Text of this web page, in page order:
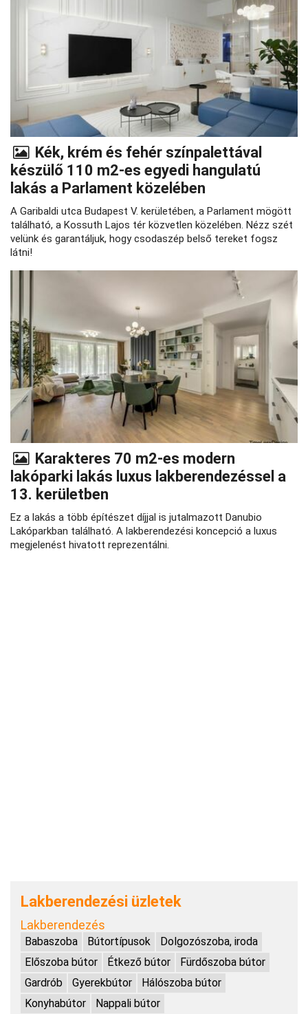
Kék, krém és fehér színpalettával
készülő 110 m2-es egyedi hangulatú
lakás a Parlament közelében
A Garibaldi utca Budapest V. kerületében, a Parlament mögött
található, a Kossuth Lajos tér közvetlen közelében. Nézz szét
velünk és garantáljuk, hogy csodaszép belső tereket fogsz
látni!
Karakteres 70 m2-es modern
lakóparki lakás luxus lakberendezéssel a
13. kerületben
Ez a lakás a több építészet díjjal is jutalmazott Danubio
Lakóparkban található. A lakberendezési koncepció a luxus
megjelenést hivatott reprezentálni.
Lakberendezési üzletek
Lakberendezés
Babaszoba Bútortípusok
Dolgozószoba, iroda
Előszoba bútor
Étkező bútor
Fürdőszoba bútor
Gardrób
Gyerekbútor
Hálószoba bútor
Konyhabútor
Nappali bútor